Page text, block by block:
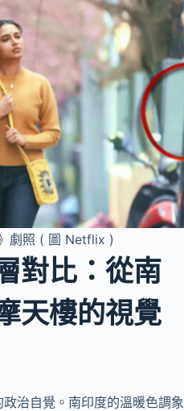
劇照 ( 圖 Netflix )
對比：從南
天樓的視覺
治自覺。南印度的溫暖色調象